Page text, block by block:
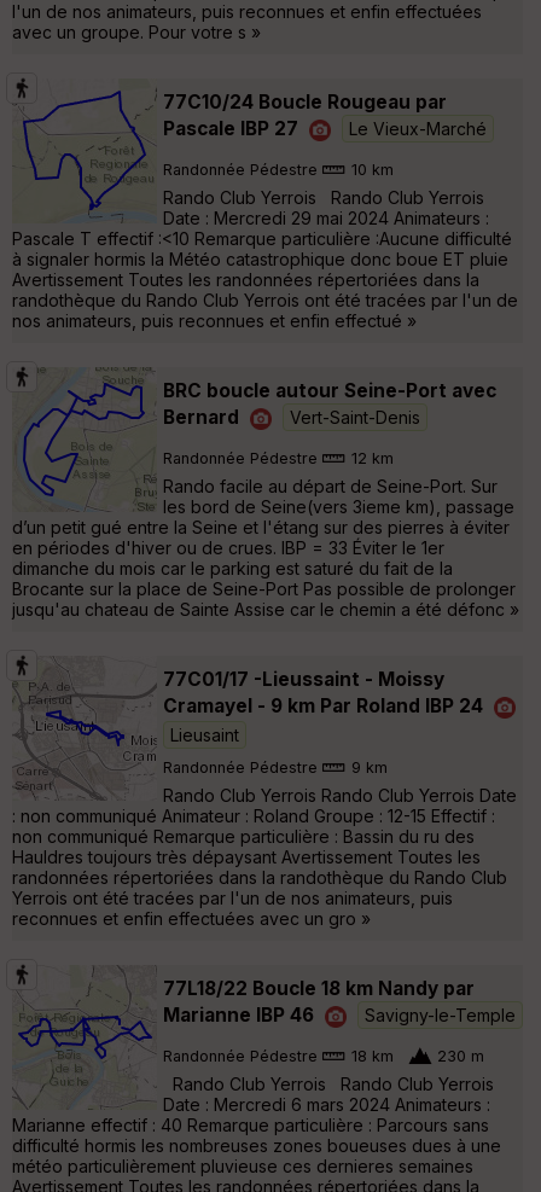
l'un de nos animateurs, puis reconnues et enfin effectuées
avec un groupe. Pour votre s »
77C10/24 Boucle Rougeau par
Pascale IBP 27
Le Vieux-Marché
Randonnée Pédestre 10 km
Rando Club Yerrois Rando Club Yerrois
Date : Mercredi 29 mai 2024 Animateurs :
Pascale T effectif :<10 Remarque particulière :Aucune difficulté
à signaler hormis la Météo catastrophique donc boue ET pluie
Avertissement Toutes les randonnées répertoriées dans la
randothèque du Rando Club Yerrois ont été tracées par l'un de
nos animateurs, puis reconnues et enfin effectué »
BRC boucle autour Seine-Port avec
Bernard
Vert-Saint-Denis
Randonnée Pédestre 12 km
Rando facile au départ de Seine-Port. Sur
les bord de Seine(vers 3ieme km), passage
d’un petit gué entre la Seine et l'étang sur des pierres à éviter
en périodes d'hiver ou de crues. IBP = 33 Éviter le 1er
dimanche du mois car le parking est saturé du fait de la
Brocante sur la place de Seine-Port Pas possible de prolonger
jusqu'au chateau de Sainte Assise car le chemin a été défonc »
77C01/17 -Lieussaint - Moissy
Cramayel - 9 km Par Roland IBP 24
Lieusaint
Randonnée Pédestre 9 km
Rando Club Yerrois Rando Club Yerrois Date
: non communiqué Animateur : Roland Groupe : 12-15 Effectif :
non communiqué Remarque particulière : Bassin du ru des
Hauldres toujours très dépaysant Avertissement Toutes les
randonnées répertoriées dans la randothèque du Rando Club
Yerrois ont été tracées par l'un de nos animateurs, puis
reconnues et enfin effectuées avec un gro »
77L18/22 Boucle 18 km Nandy par
Marianne IBP 46
Savigny-le-Temple
Randonnée Pédestre 18 km 230 m
Rando Club Yerrois Rando Club Yerrois
Date : Mercredi 6 mars 2024 Animateurs :
Marianne effectif : 40 Remarque particulière : Parcours sans
difficulté hormis les nombreuses zones boueuses dues à une
météo particulièrement pluvieuse ces dernieres semaines
Avertissement Toutes les randonnées répertoriées dans la